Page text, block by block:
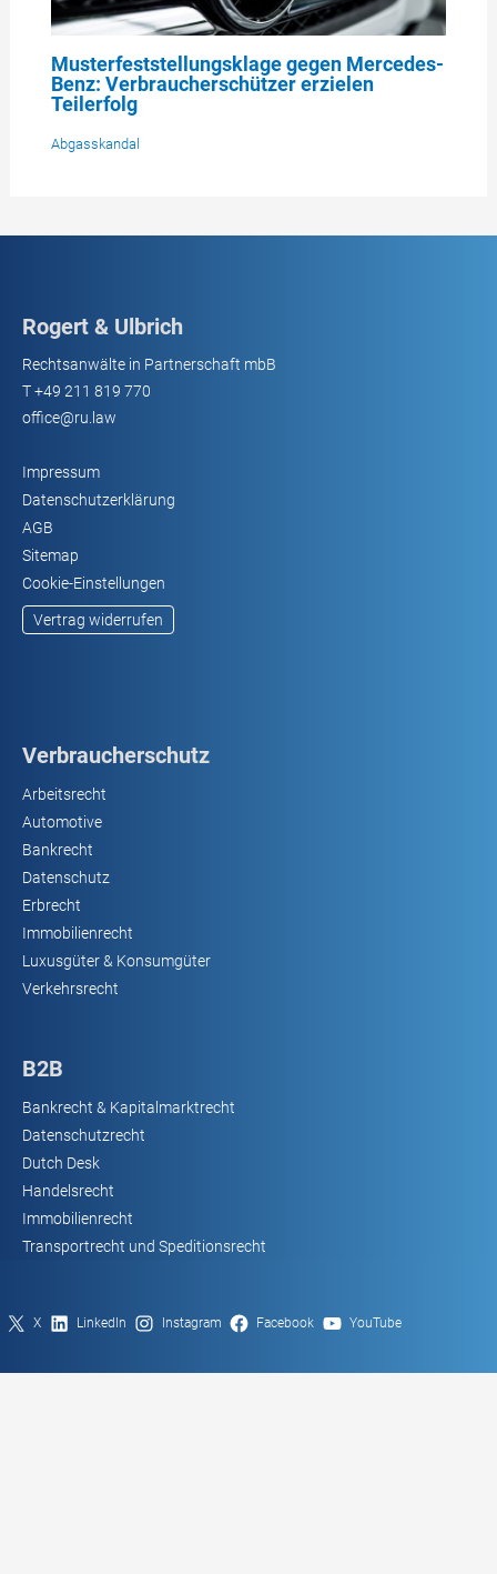
Musterfeststellungsklage gegen Mercedes-
Benz: Verbraucherschützer erzielen
Teilerfolg
Abgasskandal
Rogert & Ulbrich
Rechtsanwälte in Partnerschaft mbB
T+49 211 819 770
office@ru.law
Impressum
Datenschutzerklärung
AGB
Sitemap
Cookie-Einstellungen
Vertrag widerrufen
Verbraucherschutz
Arbeitsrecht
Automotive
Bankrecht
Datenschutz
Erbrecht
Immobilienrecht
Luxusgüter & Konsumgüter
Verkehrsrecht
B2B
Bankrecht & Kapitalmarktrecht
Datenschutzrecht
Dutch Desk
Handelsrecht
Immobilienrecht
Transportrecht und Speditionsrecht
X LinkedIn Instagram Facebook YouTube